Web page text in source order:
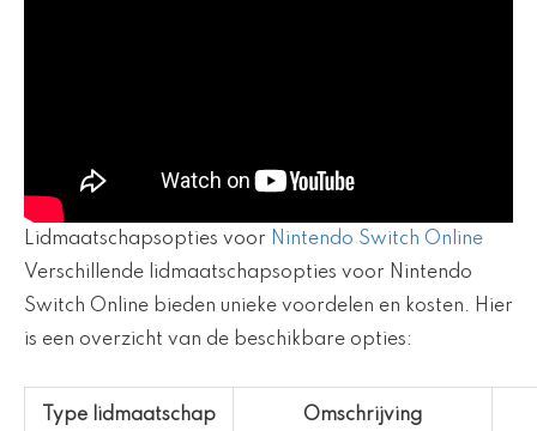
Lidmaatschapsopties voor Nintendo Switch Online
Verschillende lidmaatschapsopties voor Nintendo
Switch Online bieden unieke voordelen en kosten. Hier
is een overzicht van de beschikbare opties:
Type lidmaatschap Omschrijving